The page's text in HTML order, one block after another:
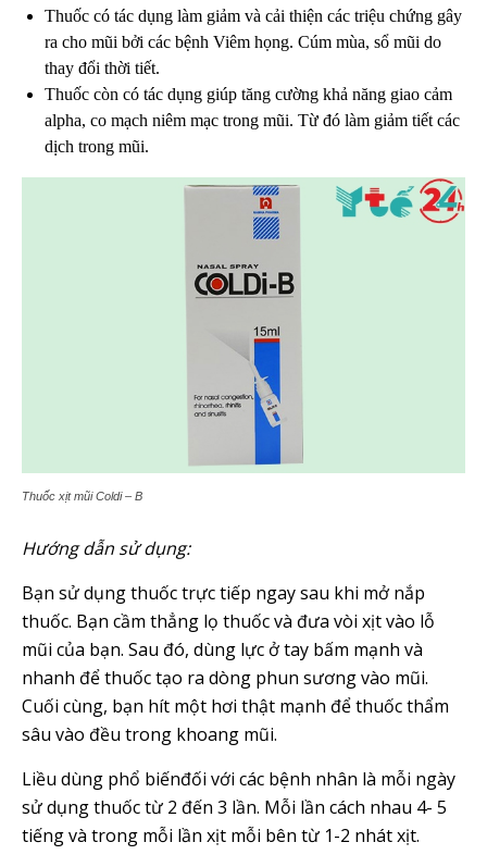
Thuốc có tác dụng làm giảm và cải thiện các triệu chứng gây
ra cho mũi bởi các bệnh Viêm họng. Cúm mùa, sổ mũi do
thay đổi thời tiết.
Thuốc còn có tác dụng giúp tăng cường khả năng giao cảm
alpha, co mạch niêm mạc trong mũi. Từ đó làm giảm tiết các
dịch trong mũi.
Thuốc xịt mũi Coldi – B
Hướng dẫn sử dụng:
Bạn sử dụng thuốc trực tiếp ngay sau khi mở nắp
thuốc. Bạn cầm thẳng lọ thuốc và đưa vòi xịt vào lỗ
mũi của bạn. Sau đó, dùng lực ở tay bấm mạnh và
nhanh để thuốc tạo ra dòng phun sương vào mũi.
Cuối cùng, bạn hít một hơi thật mạnh để thuốc thẩm
sâu vào đều trong khoang mũi.
Liều dùng phổ biếnđối với các bệnh nhân là mỗi ngày
sử dụng thuốc từ 2 đến 3 lần. Mỗi lần cách nhau 4- 5
tiếng và trong mỗi lần xịt mỗi bên từ 1-2 nhát xịt.